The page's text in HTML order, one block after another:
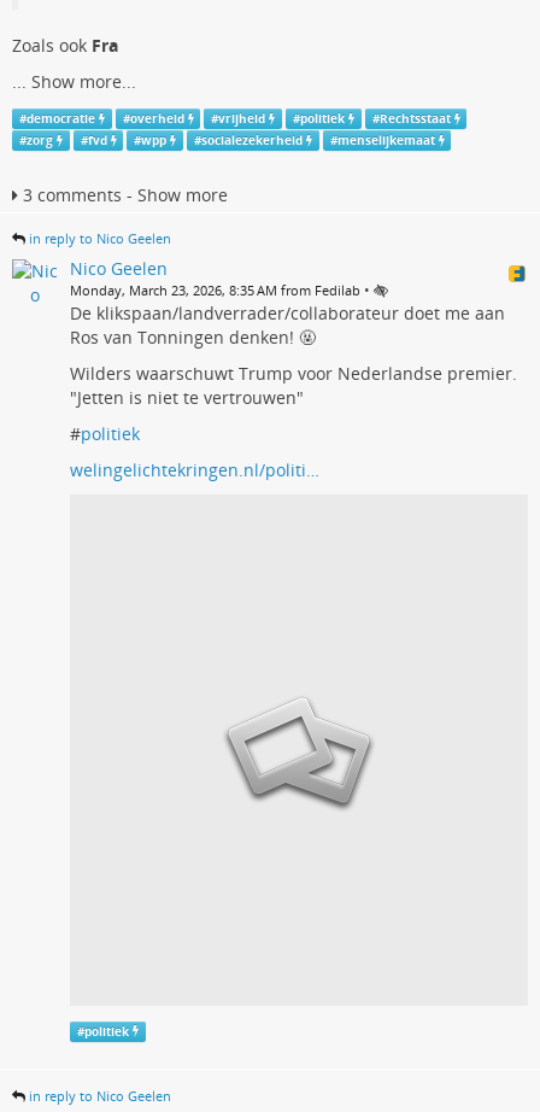
Zoals ook Fra
Show more...
#democratie #overheid #vrijheid #politiek #Rechtsstaat
#zorg #fvd #wpp #socialezekerheid #menselijkemaat
3 comments - Show more
in reply to Nico Geelen
Nico Geelen
Monday, March 23, 2026, 8:35 AM from Fedilab •
De klikspaan/landverrader/collaborateur doet me aan
Ros van Tonningen denken! 🤬
Wilders waarschuwt Trump voor Nederlandse premier.
"Jetten is niet te vertrouwen"
#politiek
welingelichtekringen.nl/politi…
#politiek
in reply to Nico Geelen